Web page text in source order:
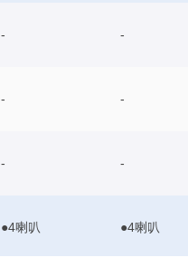
- -
- -
- -
●4喇叭 ●4喇叭